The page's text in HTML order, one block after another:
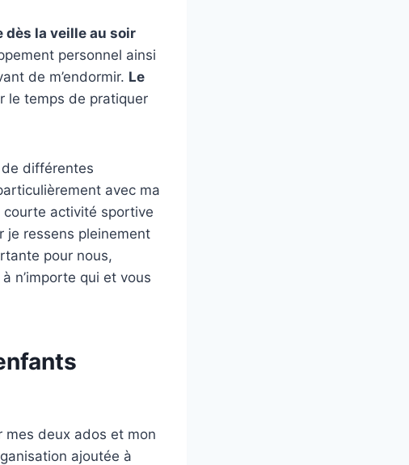
dès la veille au soir
personnel ainsi
de m’endormir. Le
le temps de pratiquer
différentes
avec ma
courte activité sportive
je ressens pleinement
pour nous,
n’importe qui et vous
mes deux ados et mon
ajoutée à